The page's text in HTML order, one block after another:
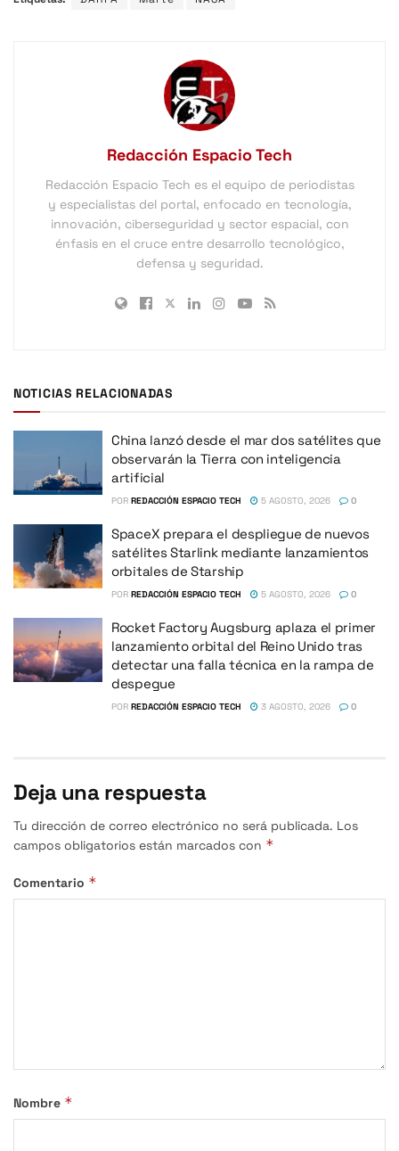
Redacción Espacio Tech
Redacción Espacio Tech es el equipo de periodistas
y especialistas del portal, enfocado en tecnología,
innovación, ciberseguridad y sector espacial, con
énfasis en el cruce entre desarrollo tecnológico,
defensa y seguridad.
NOTICIAS RELACIONADAS
China lanzó desde el mar dos satélites que
observarán la Tierra con inteligencia
artificial
POR REDACCIÓN ESPACIO TECH 5 AGOSTO, 2026 0
SpaceX prepara el despliegue de nuevos
satélites Starlink mediante lanzamientos
orbitales de Starship
POR REDACCIÓN ESPACIO TECH 5 AGOSTO, 2026 0
Rocket Factory Augsburg aplaza el primer
lanzamiento orbital del Reino Unido tras
detectar una falla técnica en la rampa de
despegue
POR REDACCIÓN ESPACIO TECH 3 AGOSTO, 2026 0
Deja una respuesta
Tu dirección de correo electrónico no será publicada. Los
campos obligatorios están marcados con *
Comentario *
Nombre *